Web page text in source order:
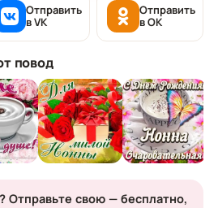
Отправить
в VK
Отправить
в OK
повод
Отправьте свою — бесплатно,